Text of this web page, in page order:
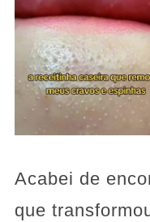
Acabei de
que